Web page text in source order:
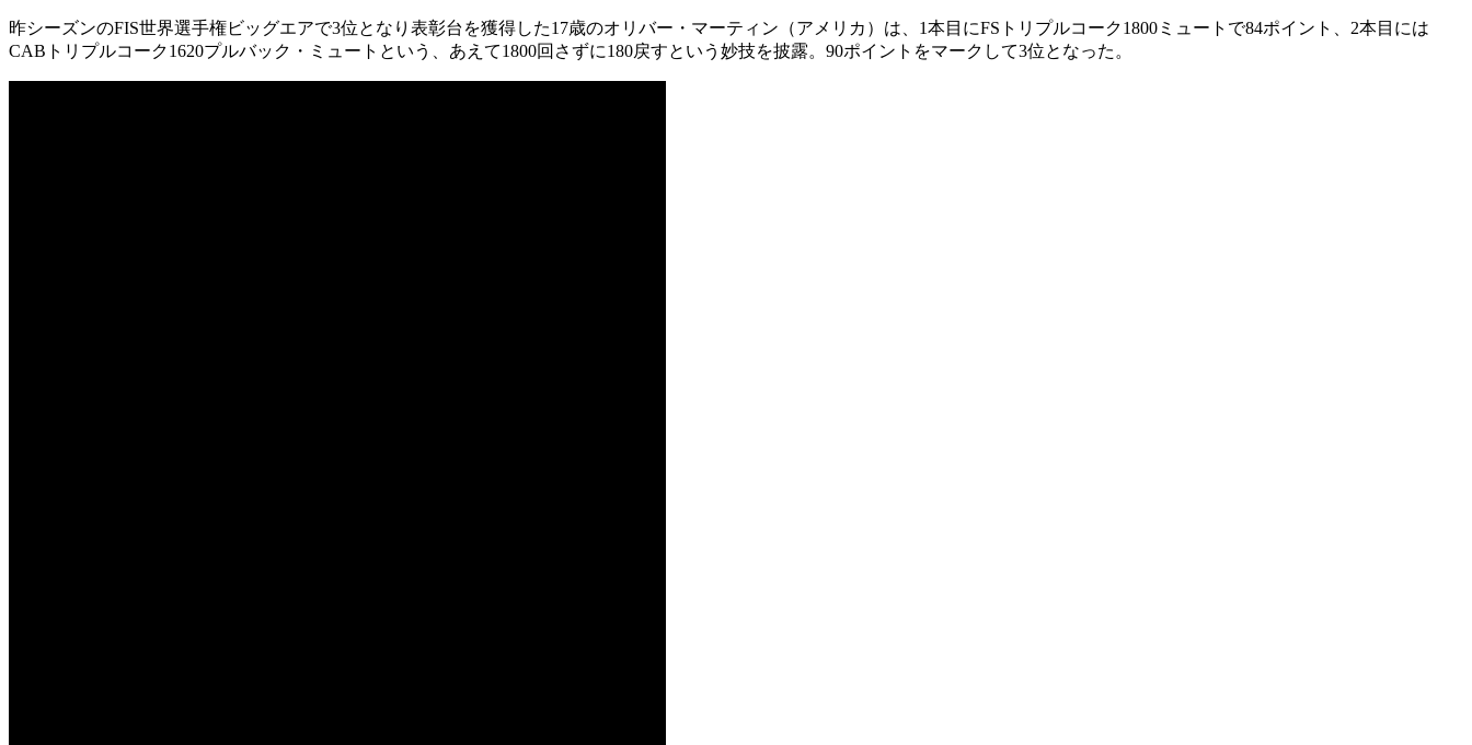
昨シーズンのFIS世界選手権ビッグエアで3位となり表彰台を獲得した17歳のオリバー・マーティン（アメリカ）は、1本目にFSトリプルコーク1800ミュートで84ポイント、2本目には
CABトリプルコーク1620プルバック・ミュートという、あえて1800回さずに180戻すという妙技を披露。90ポイントをマークして3位となった。